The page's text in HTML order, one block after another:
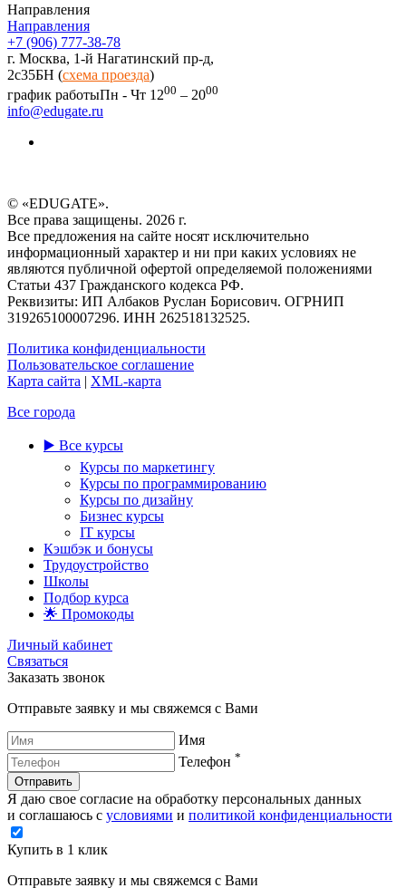
Направления
Направления
+7 (906) 777-38-78
г. Москва, 1-й Нагатинский пр-д,
2c35БН (схема проезда)
график работыПн - Чт 1200 – 2000
info@edugate.ru
© «EDUGATE».
Все права защищены. 2026 г.
Все предложения на сайте носят исключительно
информационный характер и ни при каких условиях не
являются публичной офертой определяемой положениями
Статьи 437 Гражданского кодекса РФ.
Реквизиты: ИП Албаков Руслан Борисович. ОГРНИП
319265100007296. ИНН 262518132525.
Политика конфиденциальности
Пользовательское соглашение
Карта сайта | XML-карта
Все города
▶️ Все курсы
Курсы по маркетингу
Курсы по программированию
Курсы по дизайну
Бизнес курсы
IT курсы
Кэшбэк и бонусы
Трудоустройство
Школы
Подбор курса
🌟 Промокоды
Личный кабинет
Связаться
Заказать звонок
Отправьте заявку и мы свяжемся с Вами
Имя
Телефон *
Отправить
Я даю свое согласие на обработку персональных данных
и соглашаюсь с условиями и политикой конфиденциальности
Купить в 1 клик
Отправьте заявку и мы свяжемся с Вами